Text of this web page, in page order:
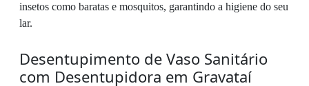
insetos como baratas e mosquitos, garantindo a higiene do seu
lar.
Desentupimento de Vaso Sanitário
com Desentupidora em Gravataí